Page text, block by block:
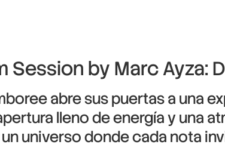
Session by Marc
abre sus puertas a una
lleno de energía y una
universo donde cada nota